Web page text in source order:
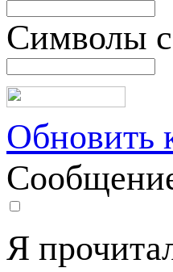
Символы
Обновить
Я